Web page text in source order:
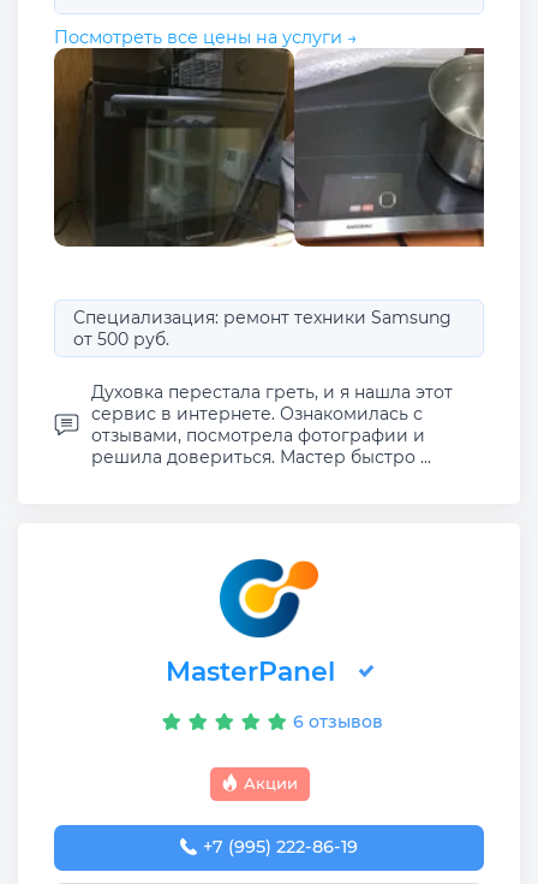
Посмотреть все цены на услуги →
Специализация: ремонт техники Samsung
от 500 руб.
Духовка перестала греть, и я нашла этот
сервис в интернете. Ознакомилась с
отзывами, посмотрела фотографии и
решила довериться. Мастер быстро ...
MasterPanel
6 отзывов
Акции
+7 (995) 222-86-19